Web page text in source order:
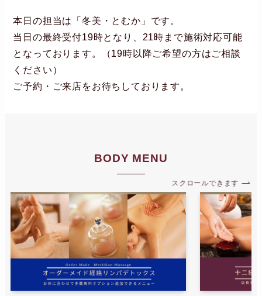
本日の担当は「冬美・とむか」です。
当日の最終受付19時となり、21時まで施術対応可能
となっております。（19時以降ご希望の方はご相談
ください）
ご予約・ご来店をお待ちしております。
BODY MENU
スクロールできます